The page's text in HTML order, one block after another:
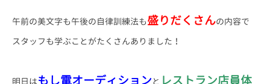
午前の美文字も午後の自律訓練法も盛りだくさんの内容で
スタッフも学ぶことがたくさんありました！
明日はもし電オーディションと レストラン店員体